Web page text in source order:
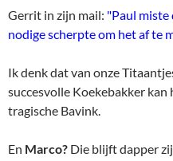
EnMarco?Die blijft dapper
de oudere heren. Het wordt
zijn. Want hij behandelt een
prima! Na een zwakke tiende
gewonnen.